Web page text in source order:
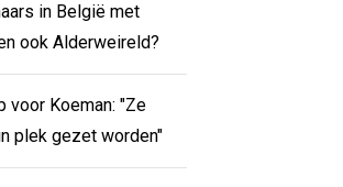
in België met
ook Alderweireld?
voor Koeman: "Ze
plek gezet worden"